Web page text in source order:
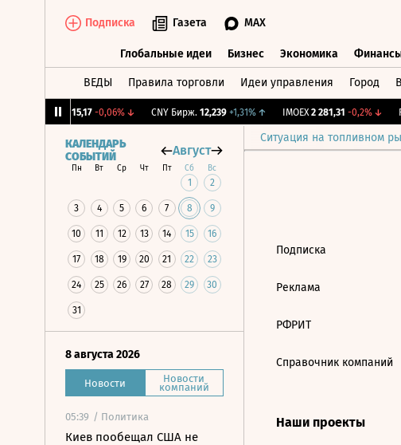
Подписка Газета MAX
Глобальные идеи Бизнес Экономика
ВЕДЫ Правила торговли Идеи управления Город
115,17 -0,06%↓ CNY Бирж. 12,239 +1,31%↑ IMOEX 2 281,31 -0,2%↓
Ситуация на топливном
КАЛЕНДАРЬ
СОБЫТИЙ
Август
Пн Вт Ср Чт Пт Сб Вс
1 2
3 4 5 6 7 8 9
10 11 12 13 14 15 16
17 18 19 20 21 22 23
24 25 26 27 28 29 30
31
8 августа 2026
Новости Новости
компаний
05:39 / Политика
Киев пообещал США не
Подписка
Реклама
РФРИТ
Справочник компаний
Наши проекты